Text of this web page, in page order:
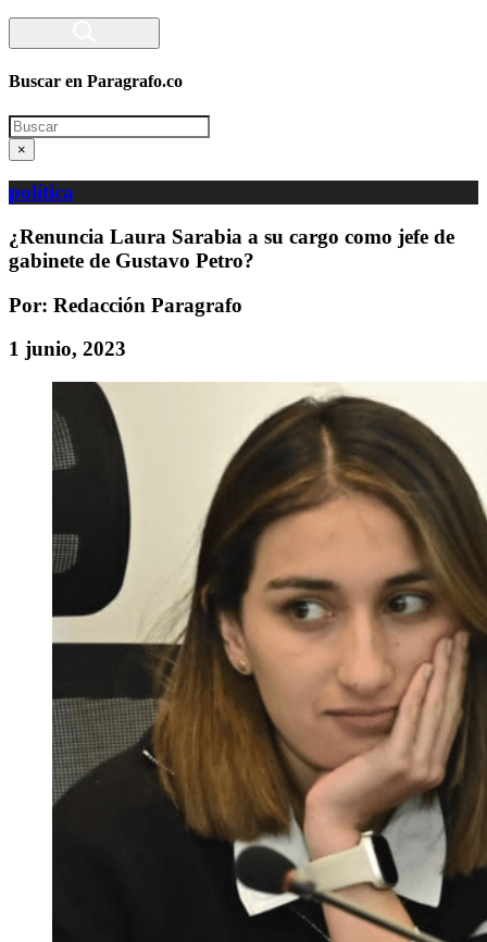
Buscar en Paragrafo.co
Search
×
política
¿Renuncia Laura Sarabia a su cargo como jefe de
gabinete de Gustavo Petro?
Por: Redacción Paragrafo
1 junio, 2023